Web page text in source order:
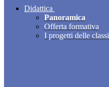
Didattica
Panoramica
Offerta formativa
I progetti delle classi